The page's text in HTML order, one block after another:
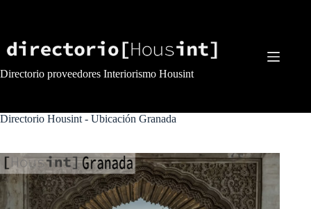
Directorio proveedores Interiorismo Housint
Directorio Housint - Ubicación Granada